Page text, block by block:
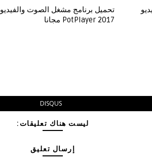
تحميل برنامج مشغل الصوت والفيديو
PotPlayer 2017 مجانا
DISQUS
ليست هناك تعليقات:
إرسال تعليق